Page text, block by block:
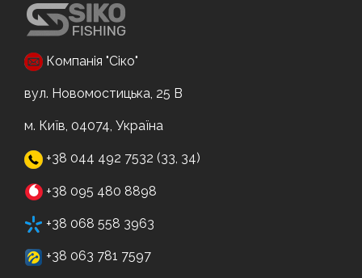
Компанія "Сіко"
вул. Новомостицька, 25 В
м. Київ, 04074, Україна
+38 044 492 7532 (33, 34)
+38 095 480 8898
+38 068 558 3963
+38 063 781 7597